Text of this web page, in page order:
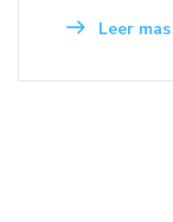
Leer mas